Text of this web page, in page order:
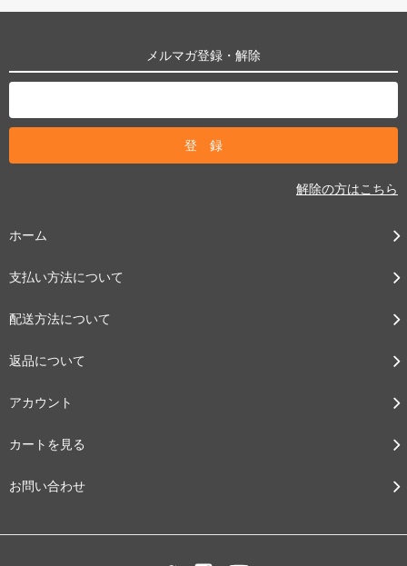
メルマガ登録・解除
解除の方はこちら
ホーム
支払い方法について
配送方法について
返品について
アカウント
カートを見る
お問い合わせ